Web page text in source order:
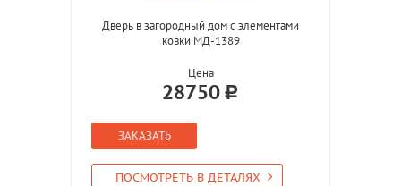
Дверь в загородный дом с элементами
ковки МД-1389
Цена
28750
ЗАКАЗАТЬ
ПОСМОТРЕТЬ В ДЕТАЛЯХ